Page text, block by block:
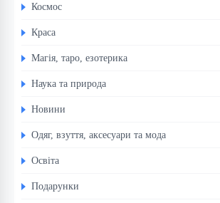
Космос
Краса
Магія, таро, езотерика
Наука та природа
Новини
Одяг, взуття, аксесуари та мода
Освіта
Подарунки